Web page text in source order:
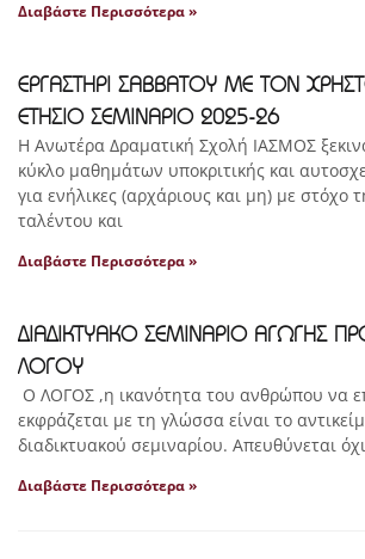
Διαβάστε Περισσότερα »
ΕΡΓΑΣΤΗΡΙ ΣΑΒΒΑΤΟΥ ΜΕ ΤΟΝ
ΕΤΗΣΙΟ ΣΕΜΙΝΑΡΙΟ 2025-26
Η Ανωτέρα Δραματική Σχολή ΙΑΣΜΟΣ
κύκλο μαθημάτων υποκριτικής και
για ενήλικες (αρχάριους και μη) με στόχο
ταλέντου και
Διαβάστε Περισσότερα »
ΔΙΑΔΙΚΤΥΑΚΟ ΣΕΜΙΝΑΡΙΟ ΑΓΩΓΗΣ
ΛΟΓΟΥ
Ο ΛΟΓΟΣ ,η ικανότητα του ανθρώπου να
εκφράζεται με τη γλώσσα είναι το
διαδικτυακού σεμιναρίου. Απευθύνεται
Διαβάστε Περισσότερα »